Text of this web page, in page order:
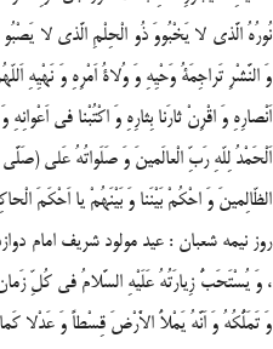
نُورُهُ الَّذى لا يَخْبُووَ ذُو الْحِلْمِ الَّذى لا
وَ النَّشْرِ تَراجِمَةُ وَحْيِهِ وَ وُلاةُ اَمْرِهِ وَ نَهْيِهِ
اَنْصارِهِ وَ اقْرِنْ ثارَنا بِثارِهِ وَ اكْتُبْنا فى
اَلْحَمْدُ لِلّهِ رَبِّ الْعالَمينَ وَ صَلَواتُهُ عَلى
الظّالِمينَ وَ احْكُمْ بَيْنَنا وَ بَيْنَهُمْ يا اَحْكَمَ
روز نيمه شعبان : عيد مولود شريف امام
، وَ يُسْتَحَبُّ زِيارَتُهُ عَلَيْهِ السَّلامُ فى كُلِّ
وَ تَمَلُّكُهُ وَ اَنَّهُ يَمْلاَُ الاَْرْضَ قِسْطاً وَ عَدْلا